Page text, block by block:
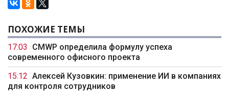
ПОХОЖИЕ ТЕМЫ
17:03
CMWP определила формулу успеха
современного офисного проекта
15:12 Алексей Кузовкин: применение ИИ в компаниях
для контроля сотрудников